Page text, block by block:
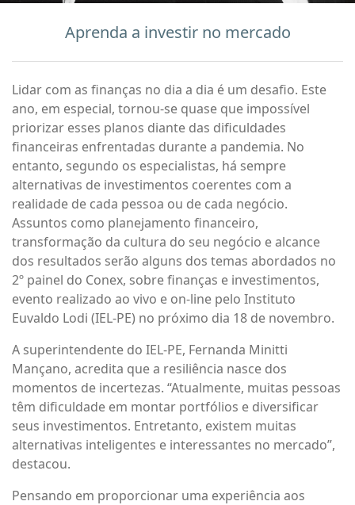
Aprenda a investir no mercado
Lidar com as finanças no dia a dia é um desafio. Este
ano, em especial, tornou-se quase que impossível
priorizar esses planos diante das dificuldades
financeiras enfrentadas durante a pandemia. No
entanto, segundo os especialistas, há sempre
alternativas de investimentos coerentes com a
realidade de cada pessoa ou de cada negócio.
Assuntos como planejamento financeiro,
transformação da cultura do seu negócio e alcance
dos resultados serão alguns dos temas abordados no
2º painel do Conex, sobre finanças e investimentos,
evento realizado ao vivo e on-line pelo Instituto
Euvaldo Lodi (IEL-PE) no próximo dia 18 de novembro.
A superintendente do IEL-PE, Fernanda Minitti
Mançano, acredita que a resiliência nasce dos
momentos de incertezas. “Atualmente, muitas pessoas
têm dificuldade em montar portfólios e diversificar
seus investimentos. Entretanto, existem muitas
alternativas inteligentes e interessantes no mercado”,
destacou.
Pensando em proporcionar uma experiência aos